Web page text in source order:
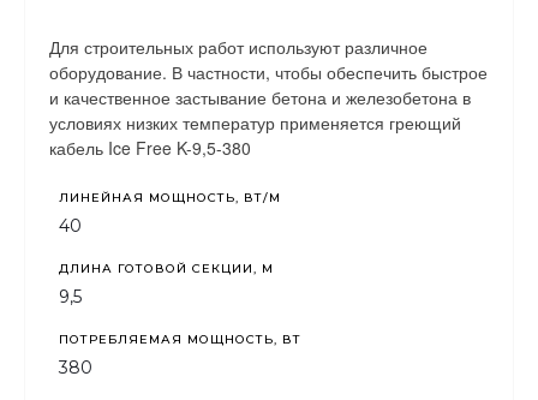
Для строительных работ используют различное
оборудование. В частности, чтобы обеспечить быстрое
и качественное застывание бетона и железобетона в
условиях низких температур применяется греющий
кабель Ice Free K-9,5-380
ЛИНЕЙНАЯ МОЩНОСТЬ, ВТ/М
40
ДЛИНА ГОТОВОЙ СЕКЦИИ, М
9,5
ПОТРЕБЛЯЕМАЯ МОЩНОСТЬ, ВТ
380